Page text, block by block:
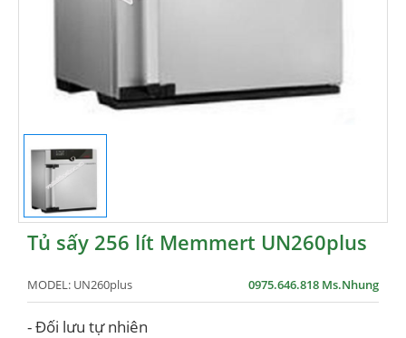
Tủ sấy 256 lít Memmert UN260plus
MODEL: UN260plus 0975.646.818 Ms.Nhung
- Đối lưu tự nhiên